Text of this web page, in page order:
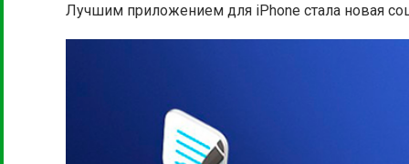
Лучшим приложением для iPhone стала новая